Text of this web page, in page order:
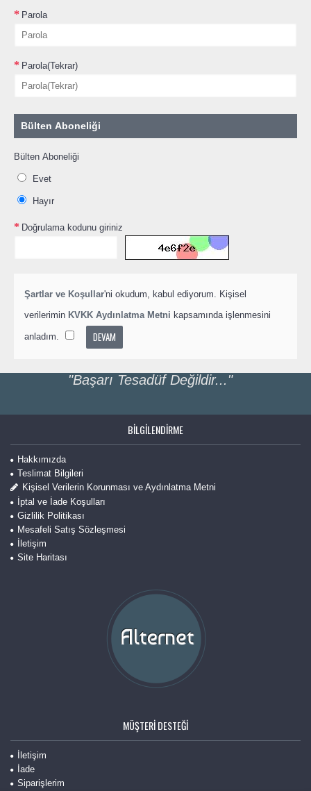
Parola
Parola(Tekrar)
Bülten Aboneliği
Bülten Aboneliği
Evet
Hayır
Doğrulama kodunu giriniz
Şartlar ve Koşullar'ni okudum, kabul ediyorum. Kişisel
verilerimin KVKK Aydınlatma Metni kapsamında işlenmesini
anladım.
"Başarı Tesadüf Değildir..."
BILGILENDIRME
Hakkımızda
Teslimat Bilgileri
Kişisel Verilerin Korunması ve Aydınlatma Metni
İptal ve İade Koşulları
Gizlilik Politikası
Mesafeli Satış Sözleşmesi
İletişim
Site Haritası
MÜŞTERI DESTEĞI
İletişim
İade
Siparişlerim